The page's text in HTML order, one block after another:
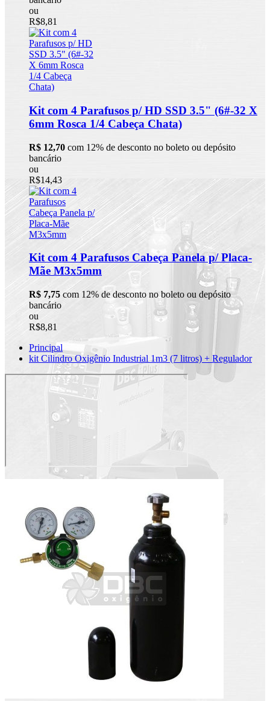
ou
R$8,81
Kit com 4 Parafusos p/ HD SSD 3.5" (6#-32 X
6mm Rosca 1/4 Cabeça Chata)
R$ 12,70 com 12% de desconto no boleto ou depósito
bancário
ou
R$14,43
Kit com 4 Parafusos Cabeça Panela p/ Placa-
Mãe M3x5mm
R$ 7,75 com 12% de desconto no boleto ou depósito
bancário
ou
R$8,81
Principal
kit Cilindro Oxigênio Industrial 1m3 (7 litros) + Regulador